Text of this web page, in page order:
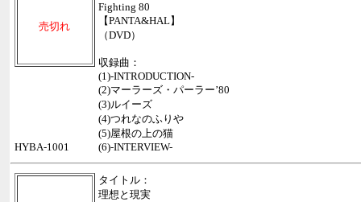
売切れ
Fighting 80
【PANTA&HAL】
（DVD）
収録曲：
(1)-INTRODUCTION-
(2)マーラーズ・パーラー’80
(3)ルイーズ
(4)つれなのふりや
(5)屋根の上の猫
(6)-INTERVIEW-
HYBA-1001
タイトル：
理想と現実